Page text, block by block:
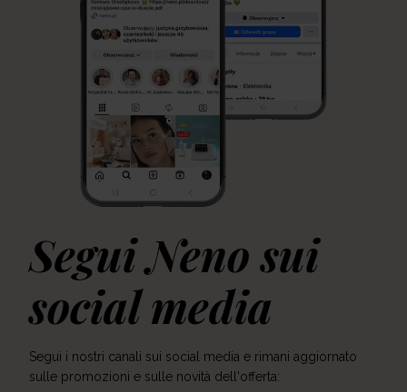
Segui Neno sui
social media
Segui i nostri canali sui social media e rimani aggiornato
sulle promozioni e sulle novità dell'offerta: